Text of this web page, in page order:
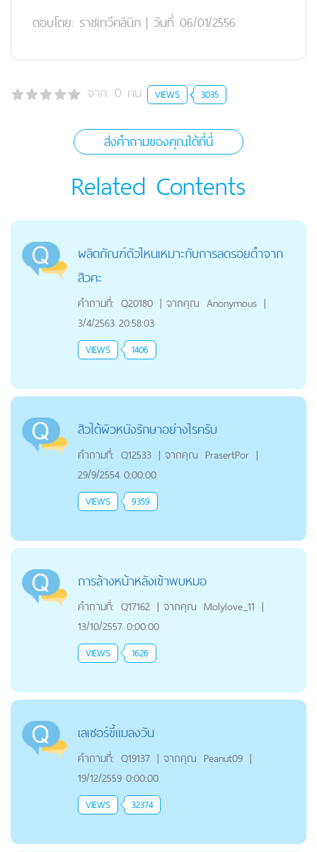
ตอบโดย: ราชเทวีคลินิก | วันที่ 06/01/2556
จาก: 0 คน VIEWS 3035
ส่งคำถามของคุณได้ที่นี่
Related Contents
ผลิตภัณฑ์ตัวไหนเหมาะกับการลดรอยดำจาก
สิวคะ
คำถามที่: Q20180 | จากคุณ Anonymous |
3/4/2563 20:58:03
VIEWS 1406
สิวใต้ผิวหนังรักษาอย่างไรครับ
คำถามที่: Q12533 | จากคุณ PrasertPor |
29/9/2554 0:00:00
VIEWS 9359
การล้างหน้าหลังเข้าพบหมอ
คำถามที่: Q17162 | จากคุณ Molylove_11 |
13/10/2557 0:00:00
VIEWS 1626
เลเซอร์ขี้แมลงวัน
คำถามที่: Q19137 | จากคุณ Peanut09 |
19/12/2559 0:00:00
VIEWS 32374